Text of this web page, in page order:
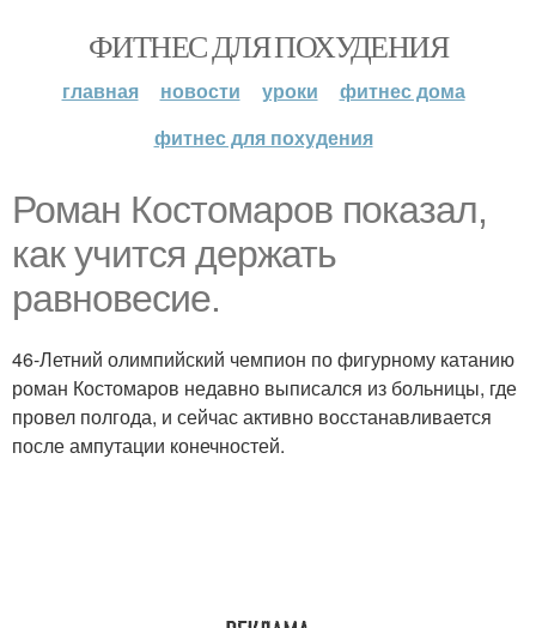
ФИТНЕС ДЛЯ ПОХУДЕНИЯ
главная новости уроки
фитнес дома
фитнес для похудения
Роман Костомаров показал,
как учится держать
равновесие.
46-Летний олимпийский чемпион по фигурному катанию
роман Костомаров недавно выписался из больницы, где
провел полгода, и сейчас активно восстанавливается
после ампутации конечностей.